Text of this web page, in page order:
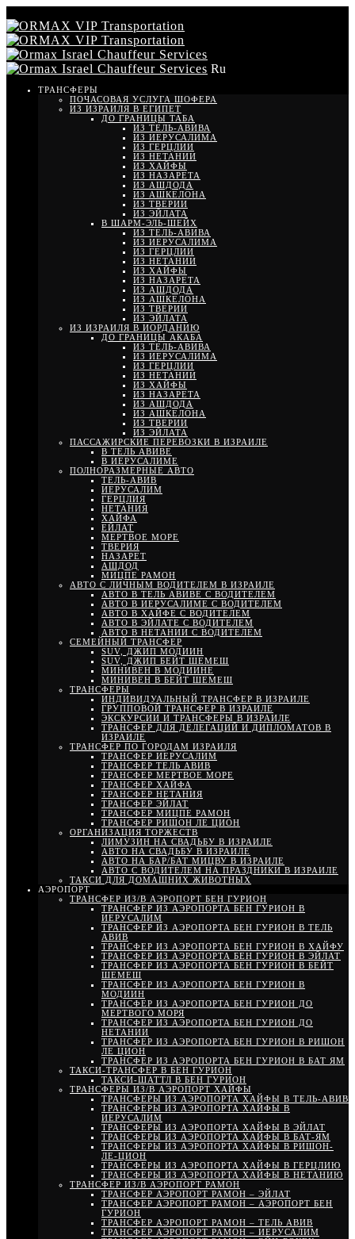
Ru
ТРАНСФЕРЫ
ПОЧАСОВАЯ УСЛУГА ШОФЕРА
ИЗ ИЗРАИЛЯ В ЕГИПЕТ
ДО ГРАНИЦЫ ТАБА
ИЗ ТЕЛЬ-АВИВА
ИЗ ИЕРУСАЛИМА
ИЗ ГЕРЦЛИИ
ИЗ НЕТАНИИ
ИЗ ХАЙФЫ
ИЗ НАЗАРЕТА
ИЗ АШДОДА
ИЗ АШКЕЛОНА
ИЗ ТВЕРИИ
ИЗ ЭЙЛАТА
В ШАРМ-ЭЛЬ-ШЕЙХ
ИЗ ТЕЛЬ-АВИВА
ИЗ ИЕРУСАЛИМА
ИЗ ГЕРЦЛИИ
ИЗ НЕТАНИИ
ИЗ ХАЙФЫ
ИЗ НАЗАРЕТА
ИЗ АШДОДА
ИЗ АШКЕЛОНА
ИЗ ТВЕРИИ
ИЗ ЭЙЛАТА
ИЗ ИЗРАИЛЯ В ИОРДАНИЮ
ДО ГРАНИЦЫ АКАБА
ИЗ ТЕЛЬ-АВИВА
ИЗ ИЕРУСАЛИМА
ИЗ ГЕРЦЛИИ
ИЗ НЕТАНИИ
ИЗ ХАЙФЫ
ИЗ НАЗАРЕТА
ИЗ АШДОДА
ИЗ АШКЕЛОНА
ИЗ ТВЕРИИ
ИЗ ЭЙЛАТА
ПАССАЖИРСКИЕ ПЕРЕВОЗКИ В ИЗРАИЛЕ
В ТЕЛЬ АВИВЕ
В ИЕРУСАЛИМЕ
ПОЛНОРАЗМЕРНЫЕ АВТО
ТЕЛЬ-АВИВ
ИЕРУСАЛИМ
ГЕРЦЛИЯ
НЕТАНИЯ
ХАЙФА
ЕЙЛАТ
МЕРТВОЕ МОРЕ
ТВЕРИЯ
НАЗАРЕТ
АШДОД
МИЦПЕ РАМОН
АВТО С ЛИЧНЫМ ВОДИТЕЛЕМ В ИЗРАИЛЕ
АВТО В ТЕЛЬ АВИВЕ С ВОДИТЕЛЕМ
АВТО В ИЕРУСАЛИМЕ С ВОДИТЕЛЕМ
АВТО В ХАЙФЕ С ВОДИТЕЛЕМ
АВТО В ЭЙЛАТЕ С ВОДИТЕЛЕМ
АВТО В НЕТАНИИ С ВОДИТЕЛЕМ
СЕМЕЙНЫЙ ТРАНСФЕР
SUV, ДЖИП МОДИИН
SUV, ДЖИП БЕЙТ ШЕМЕШ
МИНИВЕН В МОДИИНЕ
МИНИВЕН В БЕЙТ ШЕМЕШ
ТРАНСФЕРЫ
ИНДИВИДУАЛЬНЫЙ ТРАНСФЕР В ИЗРАИЛЕ
ГРУППОВОЙ ТРАНСФЕР В ИЗРАИЛЕ
ЭКСКУРСИИ И ТРАНСФЕРЫ В ИЗРАИЛЕ
ТРАНСФЕР ДЛЯ ДЕЛЕГАЦИЙ И ДИПЛОМАТОВ В
ИЗРАИЛЕ
ТРАНСФЕР ПО ГОРОДАМ ИЗРАИЛЯ
ТРАНСФЕР ИЕРУСАЛИМ
ТРАНСФЕР ТЕЛЬ АВИВ
ТРАНСФЕР МЕРТВОЕ МОРЕ
ТРАНСФЕР ХАЙФА
ТРАНСФЕР НЕТАНИЯ
ТРАНСФЕР ЭЙЛАТ
ТРАНСФЕР МИЦПЕ РАМОН
ТРАНСФЕР РИШОН ЛЕ ЦИОН
ОРГАНИЗАЦИЯ ТОРЖЕСТВ
ЛИМУЗИН НА СВАДЬБУ В ИЗРАИЛЕ
АВТО НА СВАДЬБУ В ИЗРАИЛЕ
АВТО НА БАР/БАТ МИЦВУ В ИЗРАИЛЕ
АВТО С ВОДИТЕЛЕМ НА ПРАЗДНИКИ В ИЗРАИЛЕ
ТАКСИ ДЛЯ ДОМАШНИХ ЖИВОТНЫХ
АЭРОПОРТ
ТРАНСФЕР ИЗ/В АЭРОПОРТ БЕН ГУРИОН
ТРАНСФЕР ИЗ АЭРОПОРТА БЕН ГУРИОН В
ИЕРУСАЛИМ
ТРАНСФЕР ИЗ АЭРОПОРТА БЕН ГУРИОН В ТЕЛЬ
АВИВ
ТРАНСФЕР ИЗ АЭРОПОРТА БЕН ГУРИОН В ХАЙФУ
ТРАНСФЕР ИЗ АЭРОПОРТА БЕН ГУРИОН В ЭЙЛАТ
ТРАНСФЕР ИЗ АЭРОПОРТА БЕН ГУРИОН В БЕЙТ
ШЕМЕШ
ТРАНСФЕР ИЗ АЭРОПОРТА БЕН ГУРИОН В
МОДИИН
ТРАНСФЕР ИЗ АЭРОПОРТА БЕН ГУРИОН ДО
МЕРТВОГО МОРЯ
ТРАНСФЕР ИЗ АЭРОПОРТА БЕН ГУРИОН ДО
НЕТАНИИ
ТРАНСФЕР ИЗ АЭРОПОРТА БЕН ГУРИОН В РИШОН
ЛЕ ЦИОН
ТРАНСФЕР ИЗ АЭРОПОРТА БЕН ГУРИОН В БАТ ЯМ
ТАКСИ-ТРАНСФЕР В БЕН ГУРИОН
ТАКСИ-ШАТТЛ В БЕН ГУРИОН
ТРАНСФЕРЫ ИЗ/В АЭРОПОРТ ХАЙФЫ
ТРАНСФЕРЫ ИЗ АЭРОПОРТА ХАЙФЫ В ТЕЛЬ-АВИВ
ТРАНСФЕРЫ ИЗ АЭРОПОРТА ХАЙФЫ В
ИЕРУСАЛИМ
ТРАНСФЕРЫ ИЗ АЭРОПОРТА ХАЙФЫ В ЭЙЛАТ
ТРАНСФЕРЫ ИЗ АЭРОПОРТА ХАЙФЫ В БАТ-ЯМ
ТРАНСФЕРЫ ИЗ АЭРОПОРТА ХАЙФЫ В РИШОН-
ЛЕ-ЦИОН
ТРАНСФЕРЫ ИЗ АЭРОПОРТА ХАЙФЫ В ГЕРЦЛИЮ
ТРАНСФЕРЫ ИЗ АЭРОПОРТА ХАЙФЫ В НЕТАНИЮ
ТРАНСФЕР ИЗ/В АЭРОПОРТ РАМОН
ТРАНСФЕР АЭРОПОРТ РАМОН – ЭЙЛАТ
ТРАНСФЕР АЭРОПОРТ РАМОН – АЭРОПОРТ БЕН
ГУРИОН
ТРАНСФЕР АЭРОПОРТ РАМОН – ТЕЛЬ АВИВ
ТРАНСФЕР АЭРОПОРТ РАМОН – ИЕРУСАЛИМ